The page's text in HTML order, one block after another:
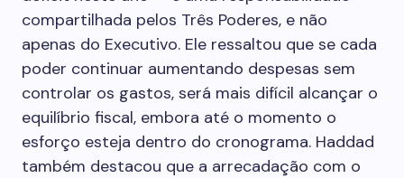
compartilhada pelos Três Poderes, e não
apenas do Executivo. Ele ressaltou que se cada
poder continuar aumentando despesas sem
controlar os gastos, será mais difícil alcançar o
equilíbrio fiscal, embora até o momento o
esforço esteja dentro do cronograma. Haddad
também destacou que a arrecadação com o